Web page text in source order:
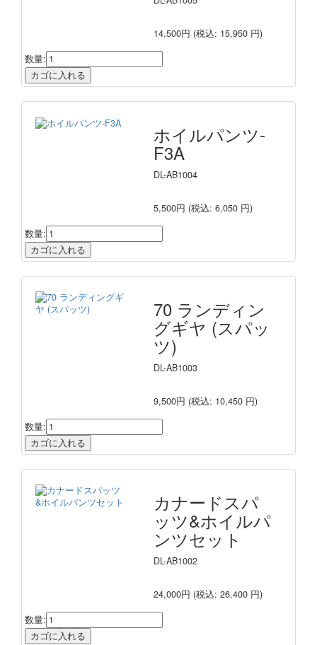
14,500円 (税込: 15,950 円)
数量:
ホイルパンツ-
F3A
DL-AB1004
5,500円 (税込: 6,050 円)
数量:
70 ランディン
グギヤ (スパッ
ツ)
DL-AB1003
9,500円 (税込: 10,450 円)
数量:
カナードスパ
ッツ&ホイルパ
ンツセット
DL-AB1002
24,000円 (税込: 26,400 円)
数量: